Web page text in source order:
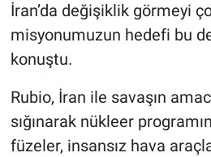
İran’da değişiklik görmeyi
misyonumuzun hedefi bu
konuştu.
Rubio, İran ile savaşın
sığınarak nükleer
füzeler, insansız hava